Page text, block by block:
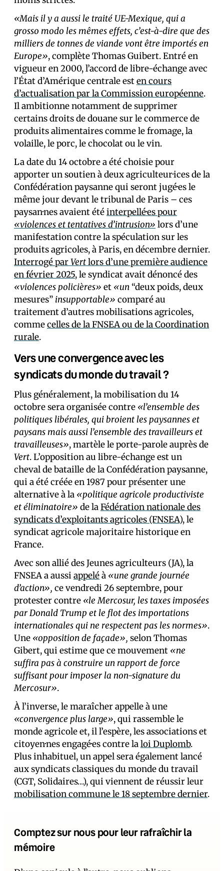
«Mais il y a aussi le traité UE-Mexique, qui a
grosso modo les mêmes effets, c’est-à-dire que des
milliers de tonnes de viande vont être importés en
Europe», complète Thomas Guibert. Entré en
vigueur en 2000, l’accord de libre-échange avec
l’État d’Amérique centrale esten cours
d’actualisation par la Commission européenne.
Il ambitionne notamment de supprimer
certains droits de douane sur le commerce de
produits alimentaires comme le fromage, la
volaille, le porc, le chocolat ou le vin.
La date du 14 octobre a été choisie pour
apporter un soutien à deux agriculteur·ices de la
Confédération paysanne qui seront jugé·es le
même jour devant le tribunal de Paris – ces
paysan·nes avaient étéinterpellé·es pour
«violences et tentatives d’intrusion» lors d’une
manifestation contre la spéculation sur les
produits agricoles, à Paris, en décembre dernier.
Interrogé parVertlors d’une première audience
en février 2025, le syndicat avait dénoncé des
«violences policières» et «un “deux poids, deux
mesures” insupportable» comparé au
traitement d’autres mobilisations agricoles,
commecelles de la FNSEA ou de la Coordination
rurale.
Vers une convergence avec les
syndicats du monde du travail ?
Plus généralement, la mobilisation du 14
octobre sera organisée contre «l’ensemble des
politiques libérales, qui broient les paysannes et
paysans mais aussi l’ensemble des travailleurs et
travailleuses», martèle le porte-parole auprès de
Vert. L’opposition au libre-échange est un
cheval de bataille de la Confédération paysanne,
qui a été créée en 1987 pour présenter une
alternative à la «politique agricole productiviste
et éliminatoire» de laFédération nationale des
syndicats d’exploitants agricoles (FNSEA), le
syndicat agricole majoritaire historique en
France.
Avec son allié des Jeunes agriculteurs (JA), la
FNSEA a aussi appeléà «une grande journée
d’action», ce vendredi 26 septembre, pour
protester contre «le Mercosur, les taxes imposées
par Donald Trump et le flot des importations
internationales qui ne respectent pas les normes».
Une «opposition de façade», selon Thomas
Gibert, qui estime que ce mouvement «ne
suffira pas à construire un rapport de force
suffisant pour imposer la non-signature du
Mercosur».
À l’inverse, le maraîcher appelle à une
«convergence plus large», qui rassemble le
monde agricole et, il l’espère, les associations et
citoyen·nes engagé·es contre laloi Duplomb.
Plus inhabituel, un appel sera également lancé
aux syndicats classiques du monde du travail
(CGT, Solidaires…), qui viennent de réussir leur
mobilisation commune le 18 septembre dernier.
Comptez sur nous pour leur rafraîchir la
mémoire